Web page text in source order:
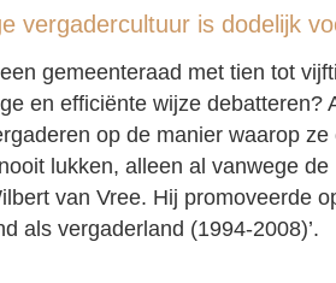
vergadercultuur is dodelijk
gemeenteraad met tien tot
en efficiënte wijze debatteren?
op de manier waarop
lukken, alleen al vanwege
van Vree. Hij promoveerde
als vergaderland (1994-2008)’.